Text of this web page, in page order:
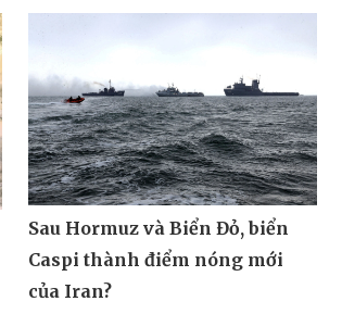
Sau Hormuz và Biển Đỏ, biển
Caspi thành điểm nóng mới
của Iran?